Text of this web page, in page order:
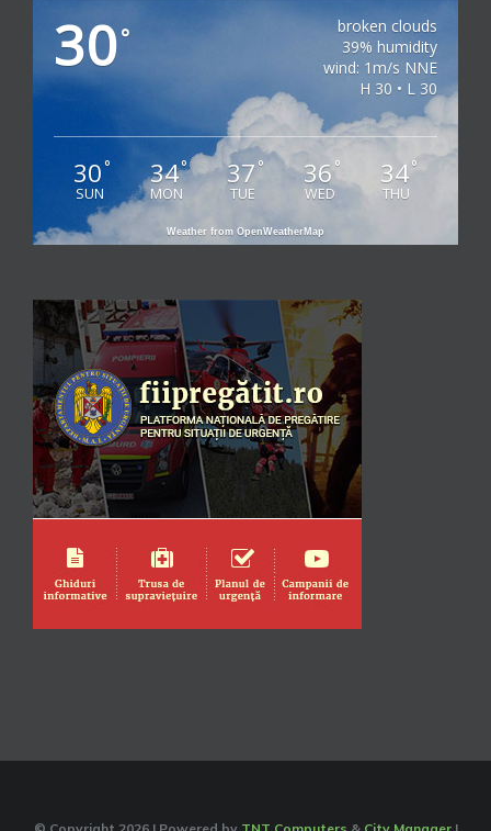
30°
broken clouds
39% humidity
wind: 1m/s NNE
H 30 • L 30
30°
SUN
34°
MON
37°
TUE
36 °
WED
34°
THU
Weather from OpenWeatherMap